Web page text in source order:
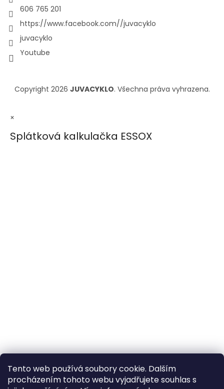
Tento web používá soubory cookie. Dalším
procházením tohoto webu vyjadřujete souhlas s
606 765 201
https://www.facebook.com//juvacyklo
juvacyklo
Youtube
Copyright 2026 JUVACYKLO. Všechna práva vyhrazena.
×
Splátková kalkulačka ESSOX